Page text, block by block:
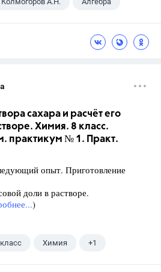
сахара и расчёт его
Химия. 8 класс.
практикум № 1. Практ.
опыт. Приготовление
доли в растворе.
)
Химия +1